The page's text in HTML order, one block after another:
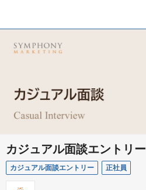
カジュアル面談エントリー
カジュアル面談エントリー 正社員